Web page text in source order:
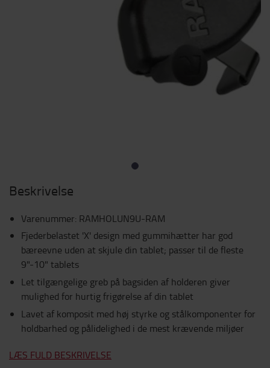
Beskrivelse
Varenummer: RAMHOLUN9U-RAM
Fjederbelastet 'X' design med gummihætter har god
bæreevne uden at skjule din tablet; passer til de fleste
9"-10" tablets
Let tilgængelige greb på bagsiden af holderen giver
mulighed for hurtig frigørelse af din tablet
Lavet af komposit med høj styrke og stålkomponenter for
holdbarhed og pålidelighed i de mest krævende miljøer
LÆS FULD BESKRIVELSE